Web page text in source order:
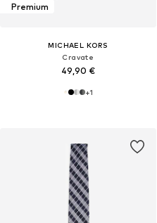
Premium
MICHAEL KORS
Cravate
49,90 €
+1